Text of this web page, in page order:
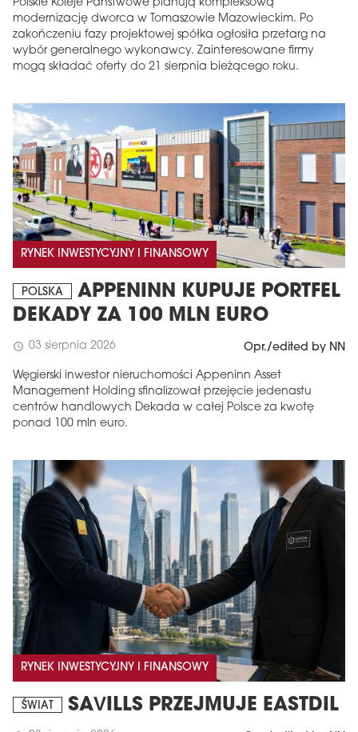
Polskie Koleje Państwowe planują kompleksową
modernizację dworca w Tomaszowie Mazowieckim. Po
zakończeniu fazy projektowej spółka ogłosiła przetarg na
wybór generalnego wykonawcy. Zainteresowane firmy
mogą składać oferty do 21 sierpnia bieżącego roku.
RYNEK INWESTYCYJNY I FINANSOWY
POLSKA
APPENINN KUPUJE PORTFEL
DEKADY ZA 100 MLN EURO
schedule 03 sierpnia 2026 Opr./edited by NN
Węgierski inwestor nieruchomości Appeninn Asset
Management Holding sfinalizował przejęcie jedenastu
centrów handlowych Dekada w całej Polsce za kwotę
ponad 100 mln euro.
RYNEK INWESTYCYJNY I FINANSOWY
ŚWIAT SAVILLS PRZEJMUJE EASTDIL